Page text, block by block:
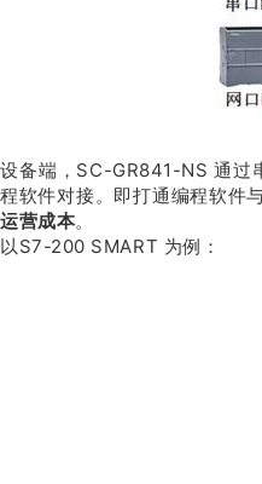
设备端，SC-GR841-NS 通过
程软件对接。即打通编程软件
运营成本。
以S7-200 SMART 为例：